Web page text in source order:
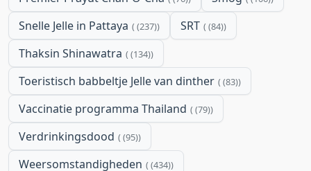
Snelle Jelle in Pattaya (237) SRT (84)
Thaksin Shinawatra (134)
Toeristisch babbeltje Jelle van dinther (83)
Vaccinatie programma Thailand (79)
Verdrinkingsdood (95)
Weersomstandigheden (434)